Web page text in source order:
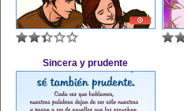
Sincera y prudente